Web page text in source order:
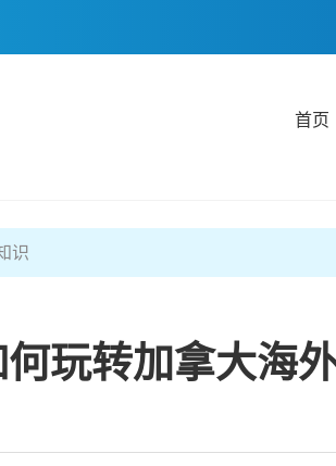
首页
识
玩转加拿大海